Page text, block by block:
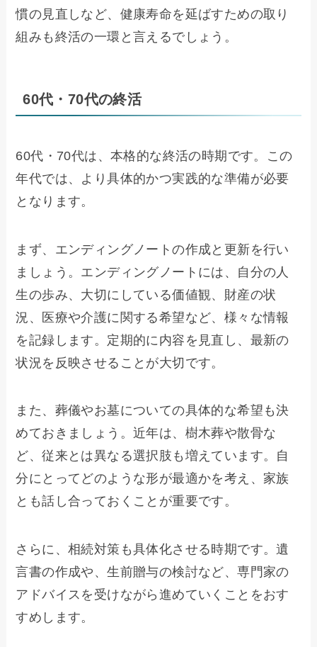
慣の見直しなど、健康寿命を延ばすための取り
組みも終活の一環と言えるでしょう。
60代・70代の終活
60代・70代は、本格的な終活の時期です。この
年代では、より具体的かつ実践的な準備が必要
となります。
まず、エンディングノートの作成と更新を行い
ましょう。エンディングノートには、自分の人
生の歩み、大切にしている価値観、財産の状
況、医療や介護に関する希望など、様々な情報
を記録します。定期的に内容を見直し、最新の
状況を反映させることが大切です。
また、葬儀やお墓についての具体的な希望も決
めておきましょう。近年は、樹木葬や散骨な
ど、従来とは異なる選択肢も増えています。自
分にとってどのような形が最適かを考え、家族
とも話し合っておくことが重要です。
さらに、相続対策も具体化させる時期です。遺
言書の作成や、生前贈与の検討など、専門家の
アドバイスを受けながら進めていくことをおす
すめします。